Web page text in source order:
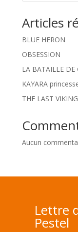
Articles
BLUE HERON
OBSESSION
LA BATAILLE
KAYARA
THE LAST VIKING
Aucun
Lettre
Pestel